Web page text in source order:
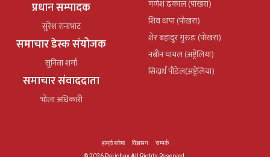
प्रधान सम्पादक
सुरेश रानाभाट
समाचार डेस्क संयोजक
सुनिता शर्मा
समाचार संवाददाता
भोला अधिकारी
गणेश ढकाल (पोखरा)
शिव थापा (पोखरा)
शेर बहादुर गुरुङ (पोखरा)
नबीन घायल (अष्ट्रेलिया)
सिदार्थ पौडेल(अष्ट्रेलिया)
हाम्रो बारेमा विज्ञापन
सम्पर्क